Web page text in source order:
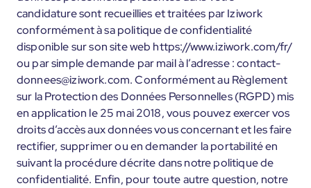
candidature sont recueillies et traitées par Iziwork
conformément à sa politique de confidentialité
disponible sur son site web https://www.iziwork.com/fr/
ou par simple demande par mail à l’adresse : contact-
donnees@iziwork.com. Conformément au Règlement
sur la Protection des Données Personnelles (RGPD) mis
en application le 25 mai 2018, vous pouvez exercer vos
droits d’accès aux données vous concernant et les faire
rectifier, supprimer ou en demander la portabilité en
suivant la procédure décrite dans notre politique de
confidentialité. Enfin, pour toute autre question, notre